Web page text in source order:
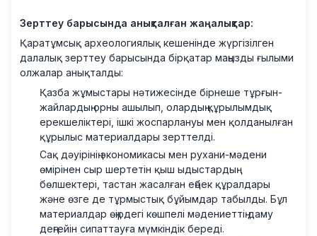
Зерттеу барысында анықталған жаңалықтар:
Қаратұмсық археологиялық кешенінде жүргізілген
далалық зерттеу барысында бірқатар маңызды ғылыми
олжалар анықталды:
Қазба жұмыстары нәтижесінде бірнеше тұрғын-
жайлардың орны ашылып, олардың құрылымдық
ерекшеліктері, ішкі жоспарлануы мен қолданылған
құрылыс материалдары зерттелді.
Сақ дәуірінің экономикасы мен рухани-мәдени
өмірінен сыр шертетін қыш ыдыстардың
бөлшектері, тастан жасалған еңбек құралдары
және өзге де тұрмыстық бұйымдар табылды. Бұл
материалдар өңірдегі көшпелі мәдениеттің даму
деңгейін сипаттауға мүмкіндік береді.